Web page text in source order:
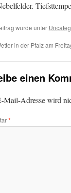
wurde unter
in der Pfalz am
einen
Mail-Adresse wird
*